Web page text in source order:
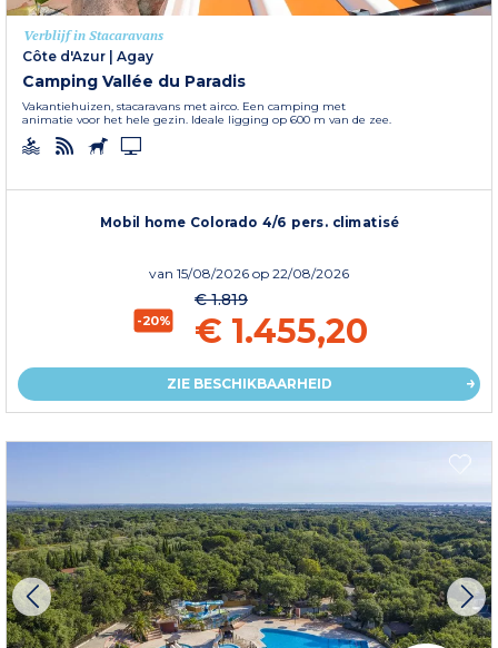
Verblijf in Stacaravans
Côte d'Azur | Agay
Camping Vallée du Paradis
Vakantiehuizen, stacaravans met airco. Een camping met
animatie voor het hele gezin. Ideale ligging op 600 m van de zee.
Mobil home Colorado 4/6 pers. climatisé
van 15/08/2026 op 22/08/2026
-20%
€ 1.819
€ 1.455,20
ZIE BESCHIKBAARHEID